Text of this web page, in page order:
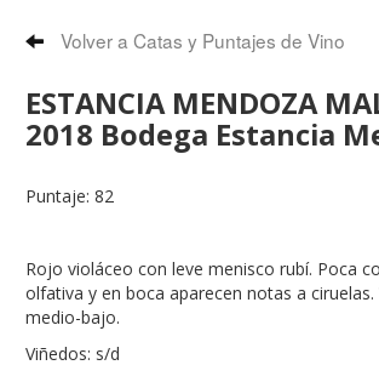
Volver a Catas y Puntajes de Vino
ESTANCIA MENDOZA
2018 Bodega Estancia
Puntaje: 82
Rojo violáceo con leve menisco rubí. Poca
olfativa y en boca aparecen notas a ciruelas.
medio-bajo.
Viñedos: s/d